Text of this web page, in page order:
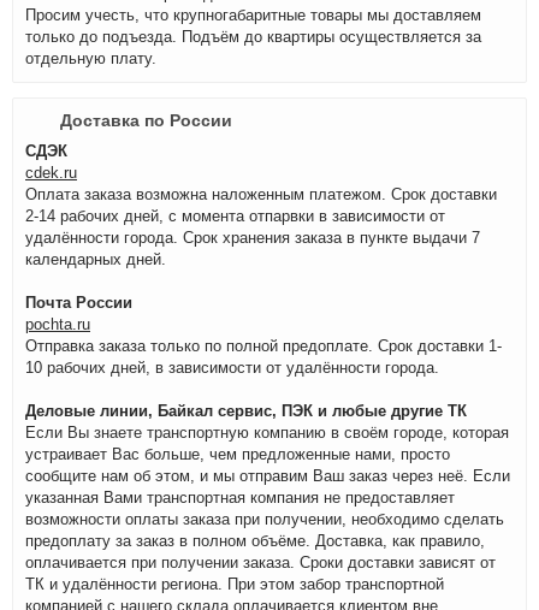
Просим учесть, что крупногабаритные товары мы доставляем
только до подъезда. Подъём до квартиры осуществляется за
отдельную плату.
Доставка по России
СДЭК
cdek.ru
Оплата заказа возможна наложенным платежом. Срок доставки
2-14 рабочих дней, с момента отпарвки в зависимости от
удалённости города. Срок хранения заказа в пункте выдачи 7
календарных дней.
Почта России
pochta.ru
Отправка заказа только по полной предоплате. Срок доставки 1-
10 рабочих дней, в зависимости от удалённости города.
Деловые линии, Байкал сервис, ПЭК и любые другие ТК
Если Вы знаете транспортную компанию в своём городе, которая
устраивает Вас больше, чем предложенные нами, просто
сообщите нам об этом, и мы отправим Ваш заказ через неё. Если
указанная Вами транспортная компания не предоставляет
возможности оплаты заказа при получении, необходимо сделать
предоплату за заказ в полном объёме. Доставка, как правило,
оплачивается при получении заказа. Сроки доставки зависят от
ТК и удалённости региона. При этом забор транспортной
компанией с нашего склада оплачивается клиентом вне